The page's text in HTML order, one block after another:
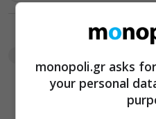
PET STORIES pets
monopoli.gr asks
your personal